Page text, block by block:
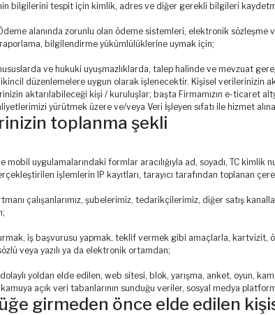
bilgilerini tespit için kimlik, adres ve diğer gerekli bilgileri
alanında zorunlu olan ödeme sistemleri, elektronik
bilgilendirme yükümlülüklerine uymak için;
ve hukuki uyuşmazlıklarda, talep halinde ve mevzuat
ikincil düzenlemelere uygun olarak işlenecektir. Kişisel
aktarılabileceği kişi / kuruluşlar; başta Firmamızın e-ticaret
yürütmek üzere ve/veya Veri İşleyen sıfatı ile hizmet
toplanma şekli
mobil uygulamalarındaki formlar aracılığıyla ad, soyadı, TC
işlemlerin IP kayıtları, tarayıcı tarafından toplanan
çalışanlarımız, şubelerimiz, tedarikçilerimiz, diğer satış
iş başvurusu yapmak, teklif vermek gibi amaçlarla,
veya yazılı ya da elektronik ortamdan;
yoldan elde edilen, web sitesi, blok, yarışma, anket, oyun,
açık veri tabanlarının sunduğu veriler, sosyal medya
girmeden önce elde edilen